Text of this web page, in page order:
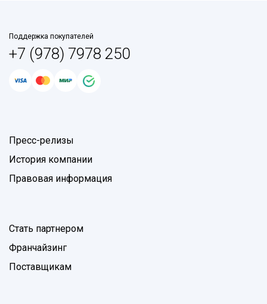
Поддержка покупателей
+7 (978) 7978 250
Пресс-релизы
История компании
Правовая информация
Стать партнером
Франчайзинг
Поставщикам